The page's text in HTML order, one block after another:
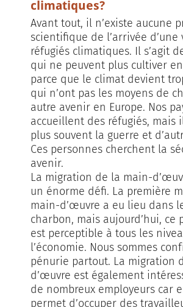
climatiques?
Avant tout, il n’existe aucune
scientifique de l’arrivée d’une
réfugiés climatiques. Il s’agit
qui ne peuvent plus cultiver
parce que le climat devient
qui n’ont pas les moyens de
autre avenir en Europe. Nos
accueillent des réfugiés, mais
plus souvent la guerre et
Ces personnes cherchent la
avenir.
La migration de la main-
un énorme défi. La première
main-d’œuvre a eu lieu dans
charbon, mais aujourd’hui, ce
est perceptible à tous les
l’économie. Nous sommes
pénurie partout. La migration
d’œuvre est également
de nombreux employeurs car
permet d’occuper des